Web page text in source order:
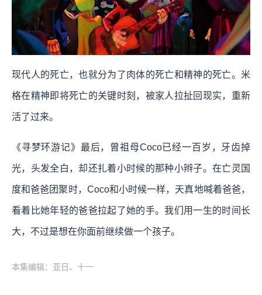
现代人的死亡，也就分为了肉体的死亡和精神的死亡。米
格在精神即将死亡的关键时刻，被家人拉扯回现实，重新
活了过来。
《寻梦环游记》最后，曾祖母Coco已经一百岁，牙齿掉
光，头发全白，却还扎着小时候的那种小辫子。在亡灵国
度和爸爸团聚时，Coco和小时候一样，天真地喊着爸爸，
看着比她年轻的爸爸拉起了她的手。我们用一生的时间长
大，不过是想在你面前继续做一个孩子。
本集编辑：亚日、十一